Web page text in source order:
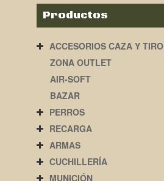
Productos
ACCESORIOS CAZA Y TIRO
ZONA OUTLET
AIR-SOFT
BAZAR
PERROS
RECARGA
ARMAS
CUCHILLERÍA
MUNICIÓN